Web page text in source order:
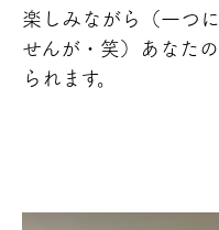
楽しみながら（一つ
せんが・笑）あなたの
られます。